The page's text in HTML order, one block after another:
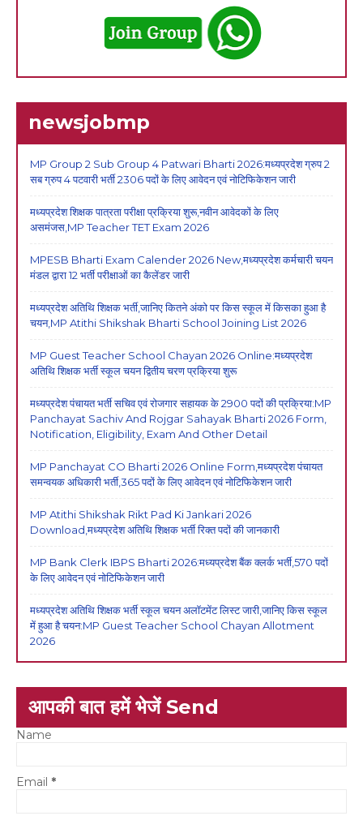
newsjobmp
MP Group 2 Sub Group 4 Patwari Bharti 2026:मध्यप्रदेश ग्रुप 2
सब ग्रुप 4 पटवारी भर्ती 2306 पदों के लिए आवेदन एवं नोटिफिकेशन जारी
मध्यप्रदेश शिक्षक पात्रता परीक्षा प्रक्रिया शुरू,नवीन आवेदकों के लिए
असमंजस,MP Teacher TET Exam 2026
MPESB Bharti Exam Calender 2026 New,मध्यप्रदेश कर्मचारी चयन
मंडल द्वारा 12 भर्ती परीक्षाओं का कैलेंडर जारी
मध्यप्रदेश अतिथि शिक्षक भर्ती,जानिए कितने अंको पर किस स्कूल में किसका हुआ है
चयन,MP Atithi Shikshak Bharti School Joining List 2026
MP Guest Teacher School Chayan 2026 Online:मध्यप्रदेश
अतिथि शिक्षक भर्ती स्कूल चयन द्वितीय चरण प्रक्रिया शुरू
मध्यप्रदेश पंचायत भर्ती सचिव एवं रोजगार सहायक के 2900 पदों की प्रक्रिया:MP
Panchayat Sachiv And Rojgar Sahayak Bharti 2026 Form,
Notification, Eligibility, Exam And Other Detail
MP Panchayat CO Bharti 2026 Online Form,मध्यप्रदेश पंचायत
समन्वयक अधिकारी भर्ती,365 पदों के लिए आवेदन एवं नोटिफिकेशन जारी
MP Atithi Shikshak Rikt Pad Ki Jankari 2026
Download,मध्यप्रदेश अतिथि शिक्षक भर्ती रिक्त पदों की जानकारी
MP Bank Clerk IBPS Bharti 2026:मध्यप्रदेश बैंक क्लर्क भर्ती,570 पदों
के लिए आवेदन एवं नोटिफिकेशन जारी
मध्यप्रदेश अतिथि शिक्षक भर्ती स्कूल चयन अलॉटमेंट लिस्ट जारी,जानिए किस स्कूल
में हुआ है चयन:MP Guest Teacher School Chayan Allotment
2026
आपकी बात हमें भेजें Send
Name
Email *